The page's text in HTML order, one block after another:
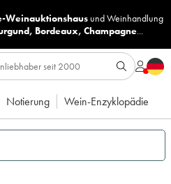
Weinauktionshaus undWeinhandlung
, Bordeaux, Champagne...
Notierung Wein-Enzyklopädie